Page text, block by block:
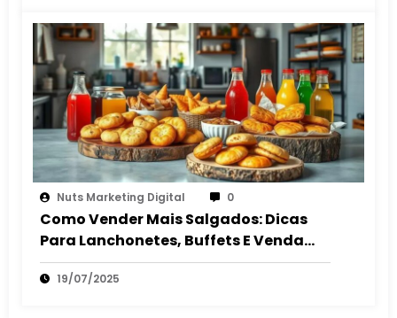
Nuts Marketing Digital 0
Como Vender Mais Salgados: Dicas
Para Lanchonetes, Buffets E Venda
Autônoma
19/07/2025